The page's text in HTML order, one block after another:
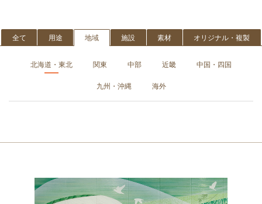
全て 用途 地域 施設 素材 オリジナル・複製
北海道・東北 関東 中部 近畿 中国・四国
九州・沖縄 海外